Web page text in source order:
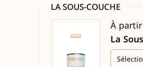
LA SOUS-COUCHE
À
La